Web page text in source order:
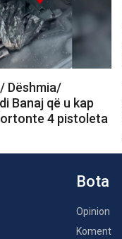
Dëshmia/
Banaj që u kap
4 pistoleta
Bota
Opinion
Koment